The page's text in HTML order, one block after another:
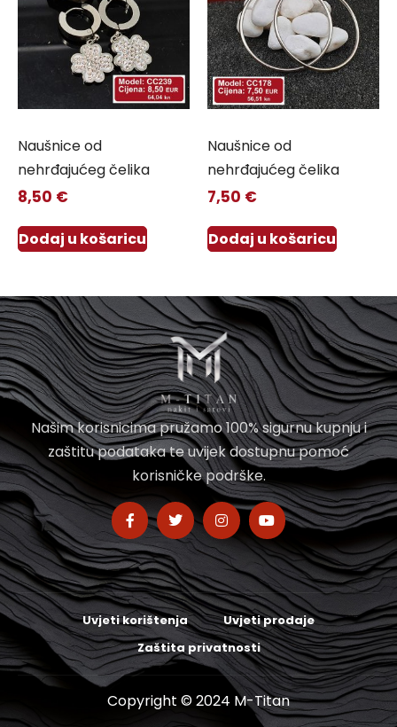
Naušnice od
nehrđajućeg čelika
8,50 €
Dodaj u košaricu
Naušnice od
nehrđajućeg čelika
7,50 €
Dodaj u košaricu
Našim korisnicima pružamo 100% sigurnu kupnju i
zaštitu podataka te uvijek dostupnu pomoć
korisničke podrške.
Uvjeti korištenja
Uvjeti prodaje
Zaštita privatnosti
Copyright © 2024 M-Titan